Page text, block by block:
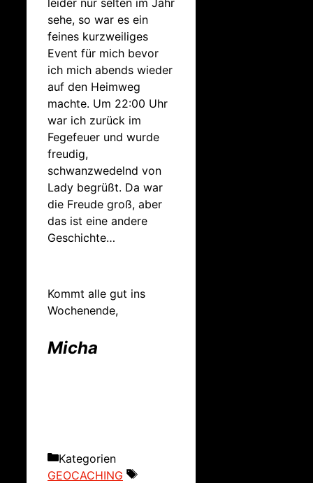
sehe, so war es ein
feines kurzweiliges
Event für mich bevor
ich mich abends wieder
auf den Heimweg
machte. Um 22:00 Uhr
war ich zurück im
Fegefeuer und wurde
freudig,
schwanzwedelnd von
Lady begrüßt. Da war
die Freude groß, aber
das ist eine andere
Geschichte…
Kommt alle gut ins
Wochenende,
Micha
Kategorien
GEOCACHING